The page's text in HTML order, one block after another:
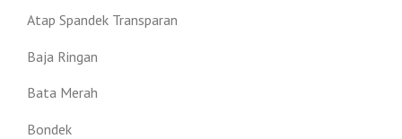
Atap Spandek Transparan
Baja Ringan
Bata Merah
Bondek